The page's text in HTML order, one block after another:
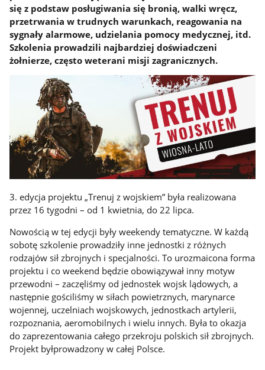
się z podstaw posługiwania się bronią, walki wręcz,
przetrwania w trudnych warunkach, reagowania na
sygnały alarmowe, udzielania pomocy medycznej, itd.
Szkolenia prowadzili najbardziej doświadczeni
żołnierze, często weterani misji zagranicznych.
3. edycja projektu „Trenuj z wojskiem” była realizowana
przez 16 tygodni – od 1 kwietnia, do 22 lipca.
Nowością w tej edycji były weekendy tematyczne. W każdą
sobotę szkolenie prowadziły inne jednostki z różnych
rodzajów sił zbrojnych i specjalności. To urozmaicona forma
projektu i co weekend będzie obowiązywał inny motyw
przewodni – zaczęliśmy od jednostek wojsk lądowych, a
następnie gościliśmy w siłach powietrznych, marynarce
wojennej, uczelniach wojskowych, jednostkach artylerii,
rozpoznania, aeromobilnych i wielu innych. Była to okazja
do zaprezentowania całego przekroju polskich sił zbrojnych.
Projekt byłprowadzony w całej Polsce.